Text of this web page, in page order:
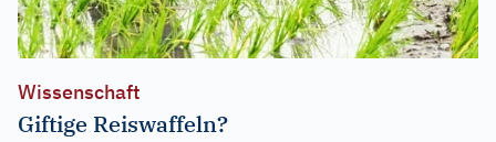
Wissenschaft
Giftige Reiswaffeln?